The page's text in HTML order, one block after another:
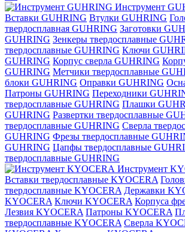
Инструмент
Вставки GUHRING Втулки GUHRING
твердосплавная GUHRING Заготовки
GUHRING Зенкеры твердосплавные
твердосплавные GUHRING Ключи
GUHRING Корпус сверла GUHRING
GUHRING Метчики твердосплавные
блоки GUHRING Оправки GUHRING
Патроны GUHRING Переходники
твердосплавные GUHRING Плашки
GUHRING Развертки твердосплавные
твердосплавные GUHRING Сверла
GUHRING Фрезы твердосплавные
GUHRING Цапфы твердосплавные
твердосплавные GUHRING
Инструмент
Вставки твердосплавные KYOCERA
твердосплавные KYOCERA Державки
KYOCERA Ключи KYOCERA Корпуса
Лезвия KYOCERA Патроны KYOCERA
твердосплавные KYOCERA Сверла